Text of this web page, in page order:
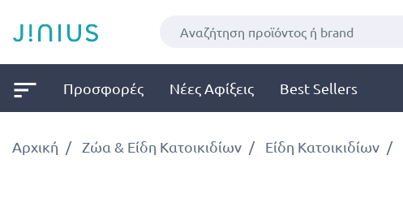
Προσφορές Νέες Αφίξεις Best Sellers
Αρχική Ζώα & Είδη Κατοικιδίων Είδη Κατοικιδίων